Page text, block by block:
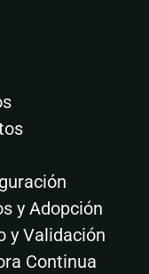
y Adopción
y Validación
Continua